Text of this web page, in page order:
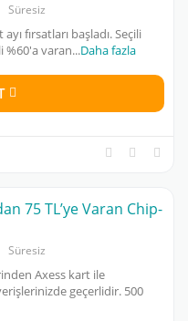
Süresiz
fırsatları başladı. Seçili
%60'a varan...Daha fazla
75 TL’ye Varan Chip-
Süresiz
Axess kart ile
geçerlidir. 500